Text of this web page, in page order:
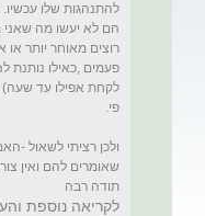
להתנהגות שלו
הם לא יעשו מה
רוצים מאוחר יותר
פעמים ,כאילו נותנת
לקחת אפילו עד
ולכן רציתי לשאול -
תודה רבה
לקריאה נוספת